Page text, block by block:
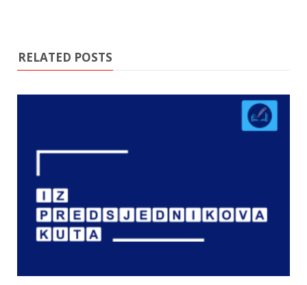
RELATED POSTS